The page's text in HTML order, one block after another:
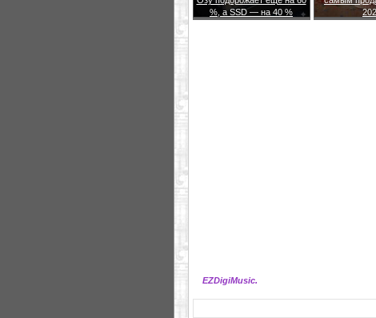
%, а SSD — на 40 %
EZDigiMusic.